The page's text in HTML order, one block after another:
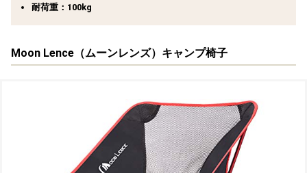
耐荷重：100kg
Moon Lence（ムーンレンズ）キャンプ椅子